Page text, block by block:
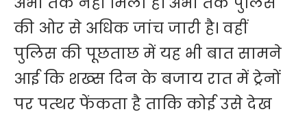
की ओर से अधिक जांच जारी है। वहीं
पुलिस की पूछताछ में यह भी बात सामने
आई कि शख्स दिन के बजाय रात में ट्रेनों
पर पत्थर फेंकता है ताकि कोई उसे देख